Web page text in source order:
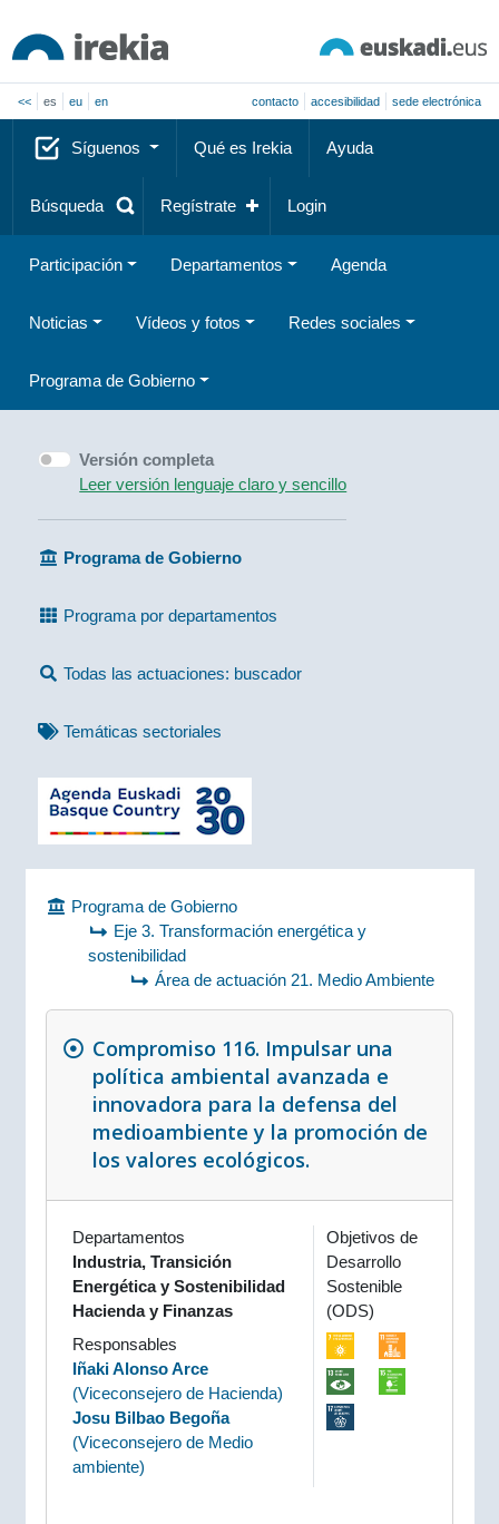
<< es eu en contacto accesibilidad sede electrónica
Síguenos Qué es Irekia Ayuda
Búsqueda Regístrate Login
Participación Departamentos Agenda
Noticias Vídeos y fotos Redes sociales
Programa de Gobierno
Versión completa
Leer versión lenguaje claro y sencillo
Programa de Gobierno
Programa por departamentos
Todas las actuaciones: buscador
Temáticas sectoriales
Programa de Gobierno
Eje 3. Transformación energética y
sostenibilidad
Área de actuación 21. Medio Ambiente
Compromiso 116. Impulsar una
política ambiental avanzada e
innovadora para la defensa del
medioambiente y la promoción de
los valores ecológicos.
Departamentos
Industria, Transición
Energética y Sostenibilidad
Hacienda y Finanzas
Responsables
Iñaki Alonso Arce
(Viceconsejero de Hacienda)
Josu Bilbao Begoña
(Viceconsejero de Medio
ambiente)
Objetivos de
Desarrollo
Sostenible
(ODS)